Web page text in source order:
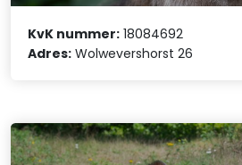
KvK nummer: 18084692
Adres: Wolwevershorst 26